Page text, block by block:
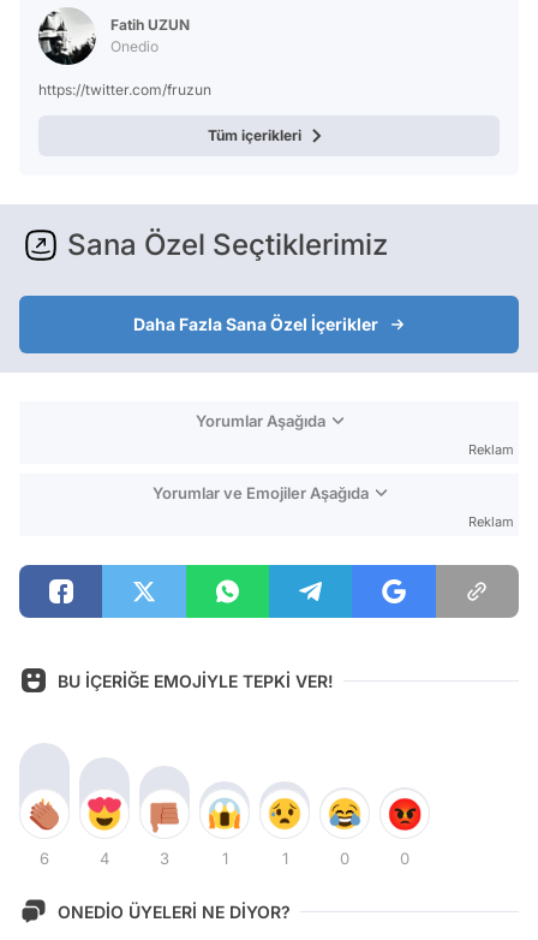
Fatih UZUN
Onedio
https://twitter.com/fruzun
Tüm içerikleri
Sana Özel Seçtiklerimiz
Daha Fazla Sana Özel İçerikler
Yorumlar Aşağıda
Reklam
Yorumlar ve Emojiler Aşağıda
Reklam
BU İÇERİĞE EMOJİYLE TEPKİ VER!
6 4 3 1 1 0 0
ONEDİO ÜYELERİ NE DİYOR?